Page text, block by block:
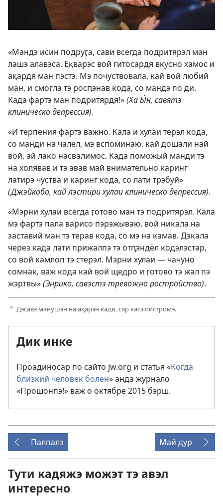
«Мандэ исин подруӷа, сави всегда подритярэл ман
лашэ алавэса. Еқварэс вой гитосардя вкусно хамос и
ақардя ман пэстэ. Мэ почуствовала, кай вой любий
ман, и смоӷла тэ росԥэнав кода, со мандэ по ди.
Када фартэ ман подритярдя!»(Ха Ы́н, савятэ
клиническо депрессия).
«И терпения фартэ важно. Кала и хулаи терэл кода,
со манди на чалёл, мэ вспоминаю, кай дошали най
вой, ай лако насвалимос. Када поможый манди тэ
на холявав и тэ авав май внимательно каринг
латирэ чуства и каринг кода, со лати трэбуй»
(Джэйкобо, кай лэстири хулаи клиническо депрессия).
«Мэрни хулаи всегда ӷотово ман тэ подритярэл. Кала
мэ фартэ пала варисо пэрэжываю, вой никала на
заставий ман тэ терав кода, со мэ на камав. Дэкала
через када лати прижалпэ тэ отԥэндёл кодэлэстар,
со вой камлоп тэ стерэл. Мэрни хулаи — чачуно
сомнак, важ кода кай вой щедро и ӷотово тэ жал пэ
жэртвы»(Энрико, савэстэ тревожно ростройство).
a Дэсавэ манушэн на ақарэн кадя, сар катэ пистромэ.
Дик инке
Проадиносар по сайто jw.org и статья «Когда
близкий человек болен» анда журнало
«Прошонпэ!» важ о октябрё 2015 бэрш.
Палпалэ Май дур
Тути кадяжэ можэт тэ авэл
интересно